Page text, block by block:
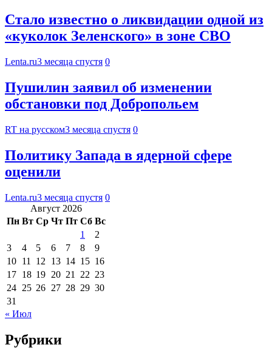
Стало известно о ликвидации одной из
«куколок Зеленского» в зоне СВО
Lenta.ru3 месяца спустя 0
Пушилин заявил об изменении
обстановки под Добропольем
RT на русском3 месяца спустя 0
Политику Запада в ядерной сфере
оценили
Lenta.ru3 месяца спустя 0
Август 2026
Пн Вт Ср Чт Пт Сб Вс
1
2
3
4 5 6 7 8
9
10 11 12 13 14 15 16
17 18 19 20 21 22 23
24 25 26 27 28 29 30
31
« Июл
Рубрики